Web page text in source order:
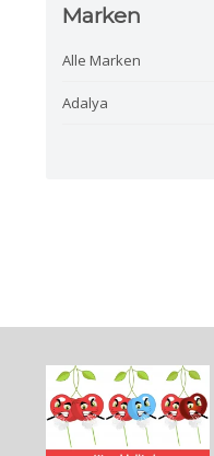
Marken
Alle Marken
Adalya